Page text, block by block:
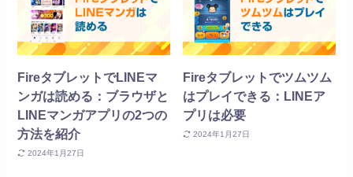
FireタブレットでLINEマ
ンガは読める：ブラウザと
LINEマンガアプリの2つの
方法を紹介
2024年1月27日
Fireタブレットでツムツム
はプレイできる：LINEア
プリは必要
2024年1月27日